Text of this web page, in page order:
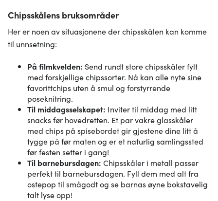
Chipsskålens bruksområder
Her er noen av situasjonene der chipsskålen kan komme
til unnsetning:
På filmkvelden: Send rundt store chipsskåler fylt
med forskjellige chipssorter. Nå kan alle nyte sine
favorittchips uten å smul og forstyrrende
poseknitring.
Til middagsselskapet: Inviter til middag med litt
snacks før hovedretten. Et par vakre glasskåler
med chips på spisebordet gir gjestene dine litt å
tygge på før maten og er et naturlig samlingssted
før festen setter i gang!
Til barnebursdagen: Chipsskåler i metall passer
perfekt til barnebursdagen. Fyll dem med alt fra
ostepop til smågodt og se barnas øyne bokstavelig
talt lyse opp!